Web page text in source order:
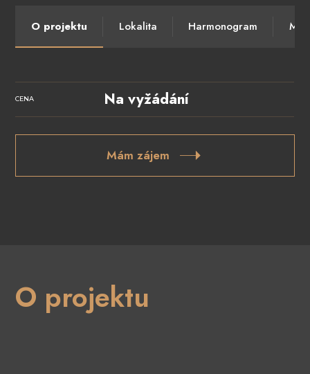
O projektu Lokalita Harmonogram
CENA Na vyžádání
Mám zájem
O projektu